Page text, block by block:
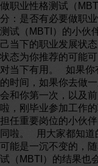
做职业性格测试（
分：是否有必要做职
测试（MBTI）的小伙
己当下的职业发展状
状态为你推荐的可能
对当下有用。 如果你
的时间，如果你去做
会和你第一次，以及
啦，刚毕业参加工作
担任重要岗位的小伙
同啦。 用大家都知道
可能是一沉不变的，
试（MBTI）的结果也